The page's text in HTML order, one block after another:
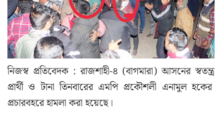
নিজস্ব প্রতিবেদক : রাজশাহী-৪ (বাগমারা) আসনের স্বতন্ত্র
প্রার্থী ও টানা তিনবারের এমপি প্রকৌশলী এনামুল হকের
প্রচারবহরে হামলা করা হয়েছে।